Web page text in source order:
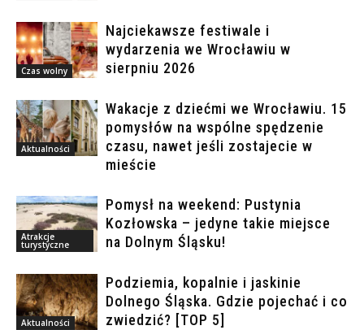
Czas wolny
Najciekawsze festiwale i
wydarzenia we Wrocławiu w
sierpniu 2026
Aktualności
Wakacje z dziećmi we Wrocławiu. 15
pomysłów na wspólne spędzenie
czasu, nawet jeśli zostajecie w
mieście
Atrakcje
turystyczne
Pomysł na weekend: Pustynia
Kozłowska – jedyne takie miejsce
na Dolnym Śląsku!
Aktualności
Podziemia, kopalnie i jaskinie
Dolnego Śląska. Gdzie pojechać i co
zwiedzić? [TOP 5]